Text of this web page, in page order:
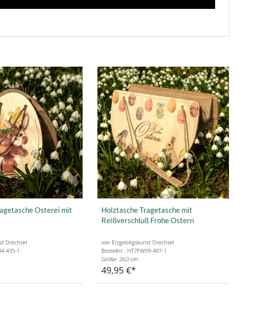
Osterei mit
Drechsel
435-1
Holztasche Tragetasche mit
Reißverschluß Frohe Ostern
von Erzgebirgskunst Drechsel
Bestellnr.: HT7FW09-497-1
Größe: 26,0 cm
49,95 €